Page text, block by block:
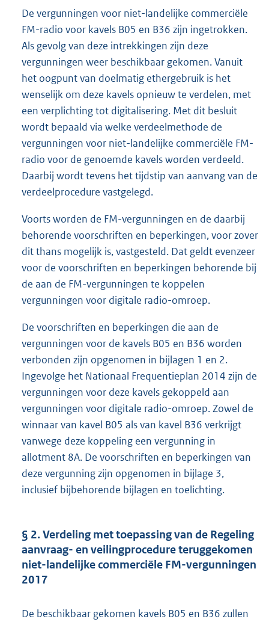
k
:
De vergunningen voor niet-landelijke commerciële
FM-radio voor kavels B05 en B36 zijn ingetrokken.
Als gevolg van deze intrekkingen zijn deze
vergunningen weer beschikbaar gekomen. Vanuit
het oogpunt van doelmatig ethergebruik is het
wenselijk om deze kavels opnieuw te verdelen, met
een verplichting tot digitalisering. Met dit besluit
wordt bepaald via welke verdeelmethode de
vergunningen voor niet-landelijke commerciële FM-
radio voor de genoemde kavels worden verdeeld.
Daarbij wordt tevens het tijdstip van aanvang van de
verdeelprocedure vastgelegd.
Voorts worden de FM-vergunningen en de daarbij
behorende voorschriften en beperkingen, voor zover
dit thans mogelijk is, vastgesteld. Dat geldt evenzeer
voor de voorschriften en beperkingen behorende bij
de aan de FM-vergunningen te koppelen
vergunningen voor digitale radio-omroep.
De voorschriften en beperkingen die aan de
vergunningen voor de kavels B05 en B36 worden
verbonden zijn opgenomen in bijlagen 1 en 2.
Ingevolge het Nationaal Frequentieplan 2014 zijn de
vergunningen voor deze kavels gekoppeld aan
vergunningen voor digitale radio-omroep. Zowel de
winnaar van kavel B05 als van kavel B36 verkrijgt
vanwege deze koppeling een vergunning in
allotment 8A. De voorschriften en beperkingen van
deze vergunning zijn opgenomen in bijlage 3,
inclusief bijbehorende bijlagen en toelichting.
§ 2. Verdeling met toepassing van de Regeling
aanvraag- en veilingprocedure teruggekomen
niet-landelijke commerciële FM-vergunningen
2017
De beschikbaar gekomen kavels B05 en B36 zullen